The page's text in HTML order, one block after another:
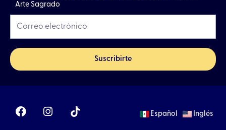
Arte Sagrado
Suscribirte
F
a
I
n
Español Inglés